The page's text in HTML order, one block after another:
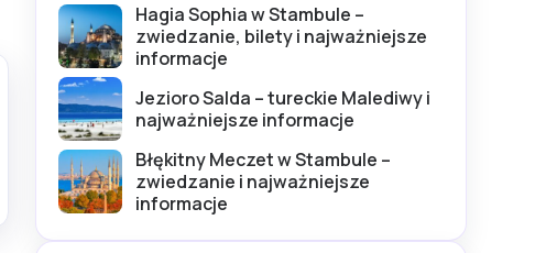
Hagia Sophia w Stambule –
zwiedzanie, bilety i najważniejsze
informacje
Jezioro Salda – tureckie Malediwy i
najważniejsze informacje
Błękitny Meczet w Stambule –
zwiedzanie i najważniejsze
informacje